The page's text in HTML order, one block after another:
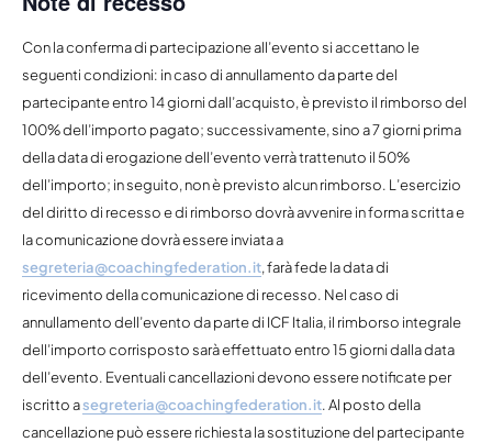
Con la conferma di partecipazione all’evento si accettano le
seguenti condizioni: in caso di annullamento da parte del
partecipante entro 14 giorni dall’acquisto, è previsto il rimborso del
100% dell’importo pagato; successivamente, sino a 7 giorni prima
della data di erogazione dell’evento verrà trattenuto il 50%
dell’importo; in seguito, non è previsto alcun rimborso. L’esercizio
del diritto di recesso e di rimborso dovrà avvenire in forma scritta e
la comunicazione dovrà essere inviata a
segreteria@coachingfederation.it, farà fede la data di
ricevimento della comunicazione di recesso. Nel caso di
annullamento dell’evento da parte di ICF Italia, il rimborso integrale
dell’importo corrisposto sarà effettuato entro 15 giorni dalla data
dell’evento. Eventuali cancellazioni devono essere notificate per
iscritto asegreteria@coachingfederation.it. Al posto della
cancellazione può essere richiesta la sostituzione del partecipante